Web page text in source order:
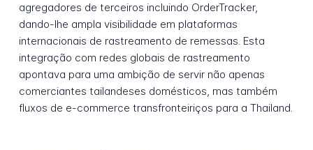
agregadores de terceiros incluindo OrderTracker,
dando-lhe ampla visibilidade em plataformas
internacionais de rastreamento de remessas. Esta
integração com redes globais de rastreamento
apontava para uma ambição de servir não apenas
comerciantes tailandeses domésticos, mas também
fluxos de e-commerce transfronteiriços para a Thailand.